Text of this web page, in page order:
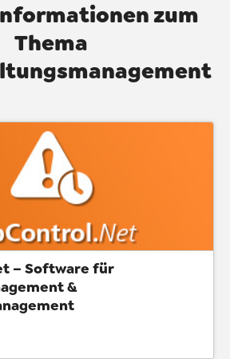
zum
Thema
– Software für
&